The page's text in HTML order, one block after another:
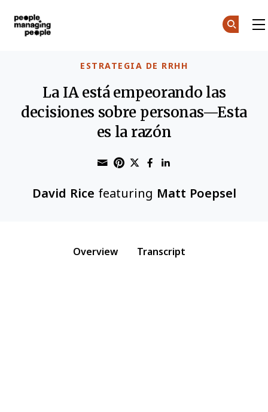
ESTRATEGIA DE RRHH
La IA está empeorando las
decisiones sobre personas—Esta
es la razón
Share through Email
Print this page
Share on Pinterest
Share on Twitter
Share on
David Rice featuring Matt Poepsel
Overview Transcript